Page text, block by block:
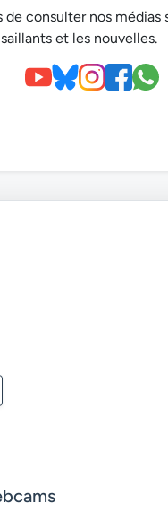
de consulter nos médias
et les nouvelles.